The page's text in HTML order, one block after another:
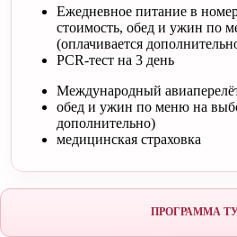
Ежедневное питание в
стоимость, обед и ужин по
(оплачивается
PCR-тест на 3 день
Международный
обед и ужин по меню на
дополнительно)
медицинская страховка
ПРОГРАММА